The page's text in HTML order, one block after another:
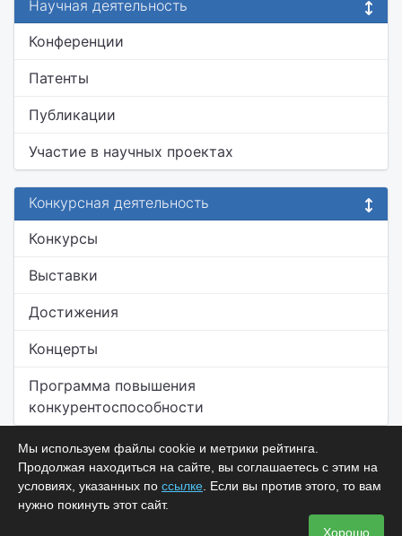
Научная деятельность
Конференции
Патенты
Публикации
Участие в научных проектах
Конкурсная деятельность
Конкурсы
Выставки
Достижения
Концерты
Программа повышения
конкурентоспособности
Мы используем файлы cookie и метрики рейтинга.
Продолжая находиться на сайте, вы соглашаетесь с этим на
условиях, указанных по ссылке . Если вы против этого, то вам
нужно покинуть этот сайт.
Хорошо